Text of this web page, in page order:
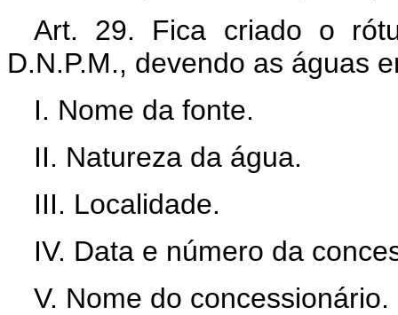
Art. 29. Fica criado o
D.N.P.M., devendo as águas
I. Nome da fonte.
II. Natureza da água.
III. Localidade.
IV. Data e número da
V. Nome do concessionário.